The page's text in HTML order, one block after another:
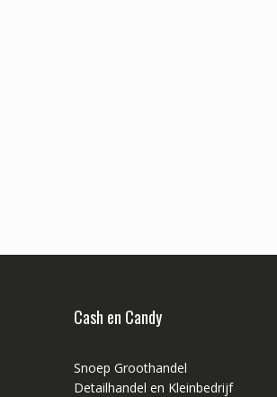
Cash en Candy
Snoep Groothandel
Detailhandel en Kleinbedrijf